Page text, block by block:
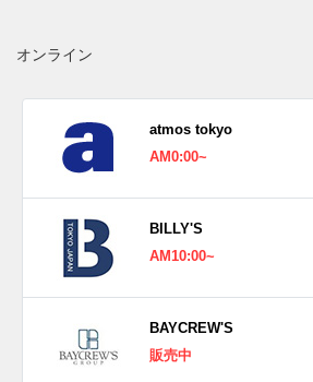
ている。ドレスシューズのような落ち
来の無骨さが交わることで、名作スウ
アップデートすることに成功している。
プ、シューレース、ライニング、厚み
まとめ、素材の陰影とステッチワーク
に控えめなアクセントをプラス。クラ
しての品の良さを保ちながら、足元に
オンライン
atmos tokyo
AM0:00~
BILLY'S
AM10:00~
BAYCREW'S
販売中